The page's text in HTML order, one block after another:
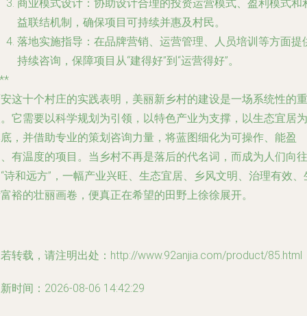
商业模式设计 ：协助设计合理的投资运营模式、盈利模式和
益联结机制，确保项目可持续并惠及村民。
落地实施指导 ：在品牌营销、运营管理、人员培训等方面提
持续咨询，保障项目从“建得好”到“运营得好”。
这十个村庄的实践表明，美丽新乡村的建设是一场系统性的重
它需要以科学规划为引领，以特色产业为支撑，以生态宜居为
，并借助专业的策划咨询力量，将蓝图细化为可操作、能盈
有温度的项目。当乡村不再是落后的代名词，而成为人们向往
诗和远方”，一幅产业兴旺、生态宜居、乡风文明、治理有效、
裕的壮丽画卷，便真正在希望的田野上徐徐展开。
转载，请注明出处：http://www.92anjia.com/product/85.html
时间：2026-08-06 14:42:29